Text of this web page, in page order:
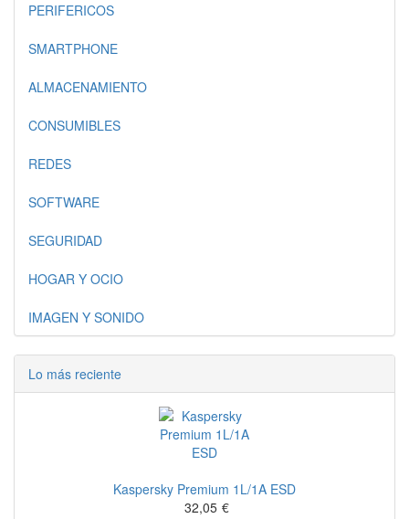
PERIFERICOS
SMARTPHONE
ALMACENAMIENTO
CONSUMIBLES
REDES
SOFTWARE
SEGURIDAD
HOGAR Y OCIO
IMAGEN Y SONIDO
Lo más reciente
Kaspersky Premium 1L/1A ESD
32,05 €